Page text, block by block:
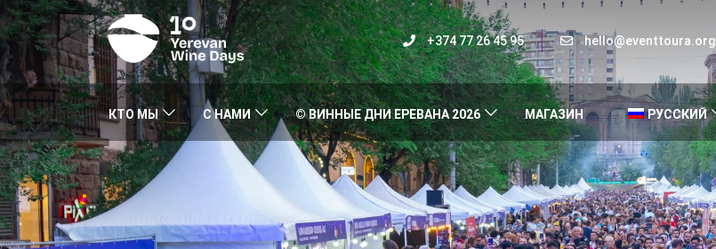
+374 77 26 45 95 hello@eventtoura.org
КТО МЫ С НАМИ © ВИННЫЕ ДНИ ЕРЕВАНА 2026 МАГАЗИН РУССКИЙ